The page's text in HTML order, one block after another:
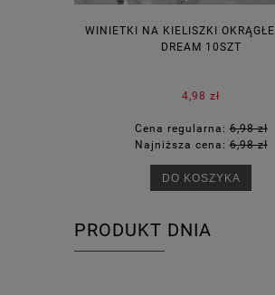
WINIETKI NA KIELISZKI
DREAM 10SZT
4,98 zł
Cena regularna:6,98 zł
Najniższa cena:6,98 zł
DO KOSZYKA
PRODUKT DNIA